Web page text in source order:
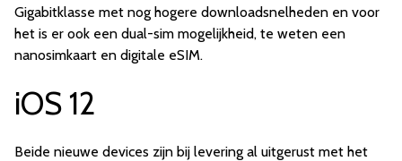
Gigabitklasse met nog hogere downloadsnelheden en voor
het is er ook een dual-sim mogelijkheid, te weten een
nanosimkaart en digitale eSIM.
iOS 12
Beide nieuwe devices zijn bij levering al uitgerust met het